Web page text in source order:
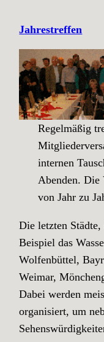
Jahrestreffen
Regelmäßig
internen
Abenden. Die
von Jahr zu
Die letzten
Beispiel das
Wolfenbüttel,
Weimar,
Dabei werden
organisiert, um